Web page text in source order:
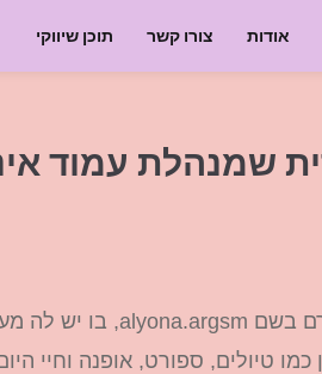
אודות צורו קשר תוכן שיווקי
שמנהלת עמוד
טיולים, ספורט, אופנה וחיי